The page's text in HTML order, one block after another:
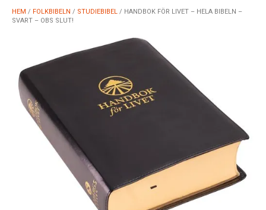
HEM / FOLKBIBELN / STUDIEBIBEL / HANDBOK FÖR LIVET – HELA BIBELN –
SVART – OBS SLUT!